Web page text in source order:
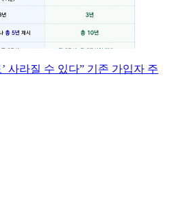
사라질 수 있다” 기존 가입자 주